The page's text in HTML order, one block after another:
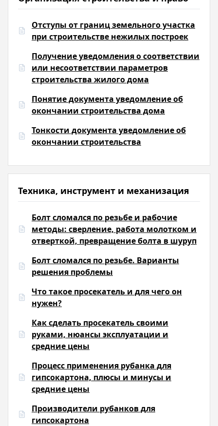
Отступы от границ земельного участка
при строительстве нежилых построек
Получение уведомления о соответствии
или несоответствии параметров
строительства жилого дома
Понятие документа уведомление об
окончании строительства дома
Тонкости документа уведомление об
окончании строительства
Техника, инструмент и механизация
Болт сломался по резьбе и рабочие
методы: сверление, работа молотком и
отверткой, превращение болта в шуруп
Болт сломался по резьбе. Варианты
решения проблемы
Что такое просекатель и для чего он
нужен?
Как сделать просекатель своими
руками, нюансы эксплуатации и
средние цены
Процесс применения рубанка для
гипсокартона, плюсы и минусы и
средние цены
Производители рубанков для
гипсокартона